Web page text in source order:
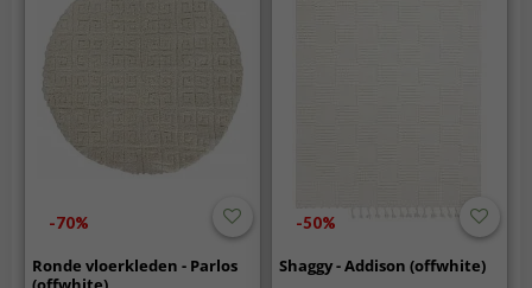
-70%
Ronde vloerkleden - Parlos
-50%
Shaggy - Addison (offwhite)